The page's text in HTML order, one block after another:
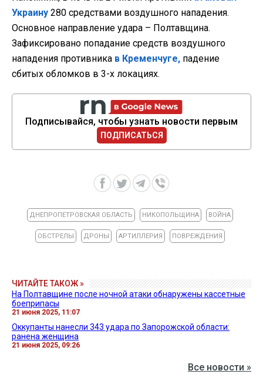
Украину 280 средствами воздушного нападения.
Основное направление удара – Полтавщина.
Зафиксировано попадание средств воздушного
нападения противника в Кременчуге, падение
сбитых обломков в 3-х локациях.
Подписывайся, чтобы узнать новости первым
ПОДПИСАТЬСЯ
ДНЕПРОПЕТРОВСКАЯ ОБЛАСТЬ НИКОПОЛЬЩИНА ВОЙНА
ОБСТРЕЛЫ ДРОНЫ АРТИЛЛЕРИЯ ПОВРЕЖДЕНИЯ
ЧИТАЙТЕ ТАКОЖ »
На Полтавщине после ночной атаки обнаружены кассетные
боеприпасы
21 июня 2025, 11:07
Оккупанты нанесли 343 удара по Запорожской области:
ранена женщина
21 июня 2025, 09:26
Все новости »